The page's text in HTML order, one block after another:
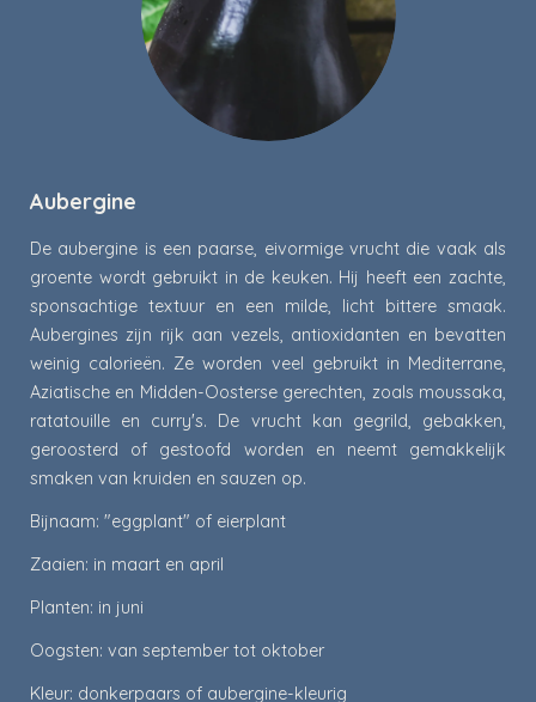
Aubergine
De aubergine is een paarse, eivormige vrucht die vaak als
groente wordt gebruikt in de keuken. Hij heeft een zachte,
sponsachtige textuur en een milde, licht bittere smaak.
Aubergines zijn rijk aan vezels, antioxidanten en bevatten
weinig calorieën. Ze worden veel gebruikt in Mediterrane,
Aziatische en Midden-Oosterse gerechten, zoals moussaka,
ratatouille en curry's. De vrucht kan gegrild, gebakken,
geroosterd of gestoofd worden en neemt gemakkelijk
smaken van kruiden en sauzen op.
Bijnaam: "eggplant" of eierplant
Zaaien: in maart en april
Planten: in juni
Oogsten: van september tot oktober
Kleur: donkerpaars of aubergine-kleurig